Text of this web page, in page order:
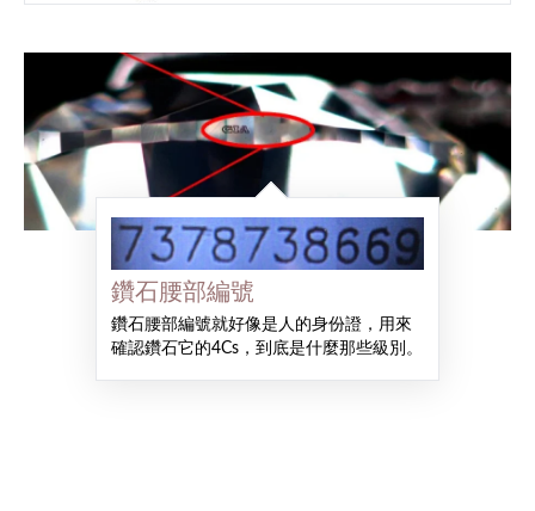
鑽石腰部編號
鑽石腰部編號就好像是人的身份證，用來
確認鑽石它的4Cs，到底是什麼那些級別。